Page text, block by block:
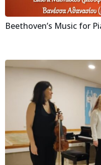
Beethoven’s Music for